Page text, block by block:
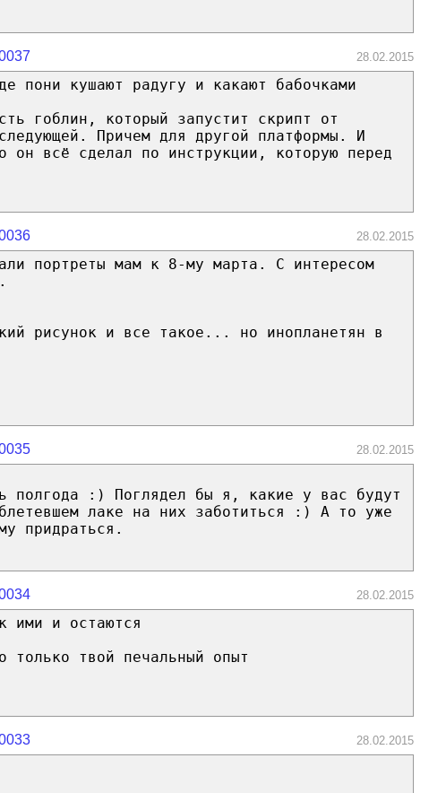
28.02.2015
пони кушают радугу и какают бабочками
гоблин, который запустит скрипт от
Причем для другой платформы. И
он всё сделал по инструкции, которую перед
28.02.2015
портреты мам к 8-му марта. С интересом
рисунок и все такое... но инопланетян в
28.02.2015
полгода :) Поглядел бы я, какие у вас будут
лаке на них заботиться :) А то уже
придраться.
28.02.2015
ими и остаются
твой печальный опыт
28.02.2015